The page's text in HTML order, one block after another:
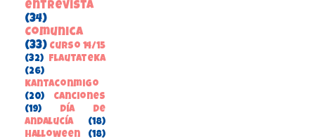
entrevista
(34)
ComunicA
(33) Curso 14/15
(32)
FlautateKa
(26)
kantaconmigo
(20)
canciones
(19)
Día de
Andalucía
(18)
Halloween
(18)